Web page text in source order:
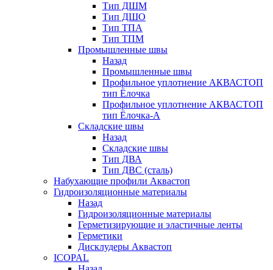
Тип ДШМ
Тип ДШО
Тип ТПА
Тип ТПМ
Промышленные швы
Назад
Промышленные швы
Профильное уплотнение АКВАСТОП
тип Ёлочка
Профильное уплотнение АКВАСТОП
тип Ёлочка-А
Складские швы
Назад
Складские швы
Тип ДВА
Тип ДВС (сталь)
Набухающие профили Аквастоп
Гидроизоляционные материалы
Назад
Гидроизоляционные материалы
Герметизирующие и эластичные ленты
Герметики
Дисклудеры Аквастоп
ICOPAL